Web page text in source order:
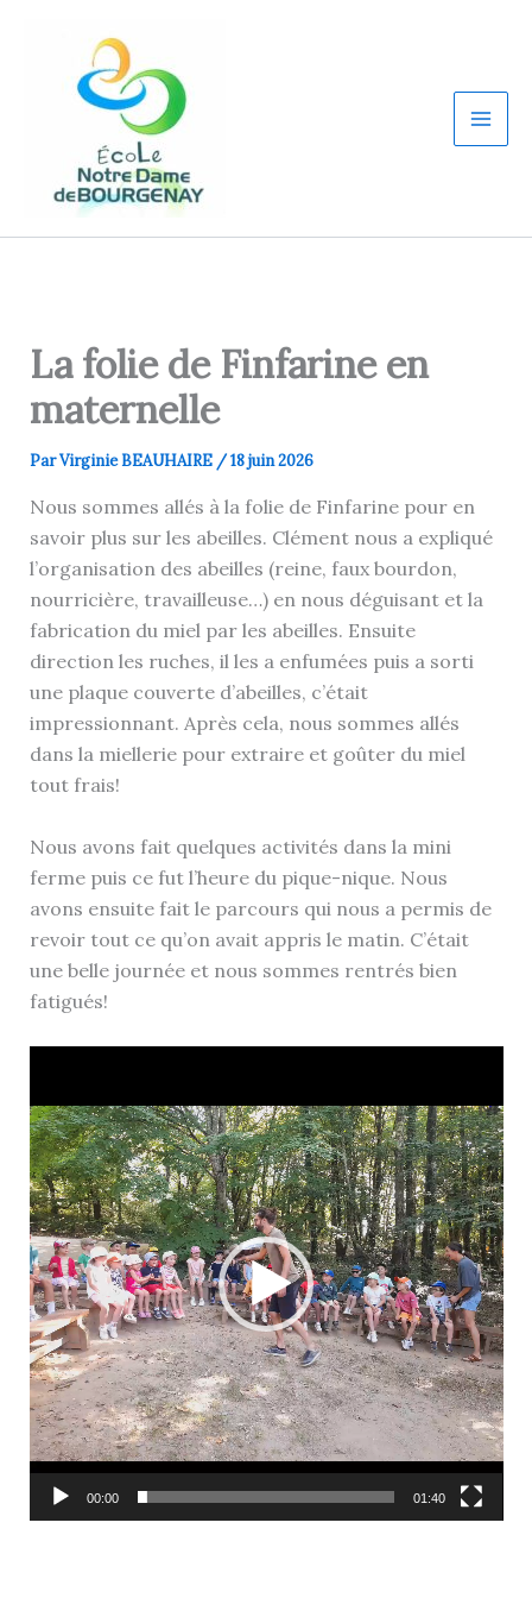
La folie de Finfarine en
maternelle
ParVirginie BEAUHAIRE /18 juin 2026
Nous sommes allés à la folie de Finfarine pour en
savoir plus sur les abeilles. Clément nous a expliqué
l’organisation des abeilles (reine, faux bourdon,
nourricière, travailleuse…) en nous déguisant et la
fabrication du miel par les abeilles. Ensuite
direction les ruches, il les a enfumées puis a sorti
une plaque couverte d’abeilles, c’était
impressionnant. Après cela, nous sommes allés
dans la miellerie pour extraire et goûter du miel
tout frais!
Nous avons fait quelques activités dans la mini
ferme puis ce fut l’heure du pique-nique. Nous
avons ensuite fait le parcours qui nous a permis de
revoir tout ce qu’on avait appris le matin. C’était
une belle journée et nous sommes rentrés bien
fatigués!
00:00 01:40